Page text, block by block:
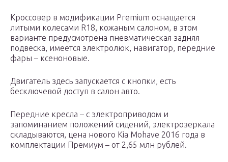
Кроссовер в модификации Premium оснащается
литыми колесами R18, кожаным салоном, в этом
варианте предусмотрена пневматическая задняя
подвеска, имеется электролюк, навигатор, передние
фары – ксеноновые.
Двигатель здесь запускается с кнопки, есть
бесключевой доступ в салон авто.
Передние кресла – с электроприводом и
запоминанием положений сидений, электрозеркала
складываются, цена нового Kia Mohave 2016 года в
комплектации Премиум – от 2,65 млн рублей.